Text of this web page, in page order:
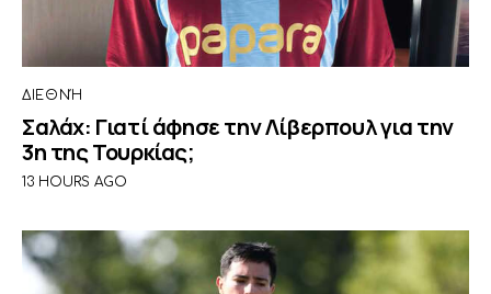
ΔΙΕΘΝΉ
Σαλάχ: Γιατί άφησε την Λίβερπουλ για την
3η της Τουρκίας;
13 HOURS AGO